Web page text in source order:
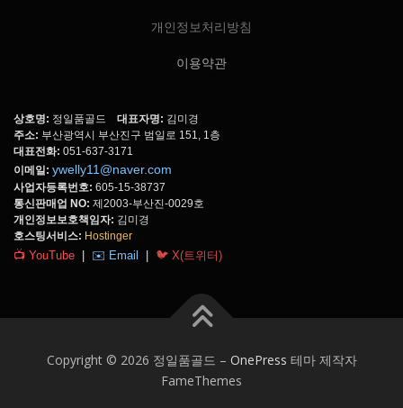
개인정보처리방침
이용약관
상호명: 정일품골드 대표자명: 김미경
주소: 부산광역시 부산진구 범일로 151, 1층
대표전화: 051-637-3171
이메일: ywelly11@naver.com
사업자등록번호: 605-15-38737
통신판매업 NO: 제2003-부산진-0029호
개인정보보호책임자: 김미경
호스팅서비스: Hostinger
📺 YouTube ✉️ Email 🐦 X(트위터)
Copyright © 2026 정일품골드 – OnePress 테마 제작자
FameThemes